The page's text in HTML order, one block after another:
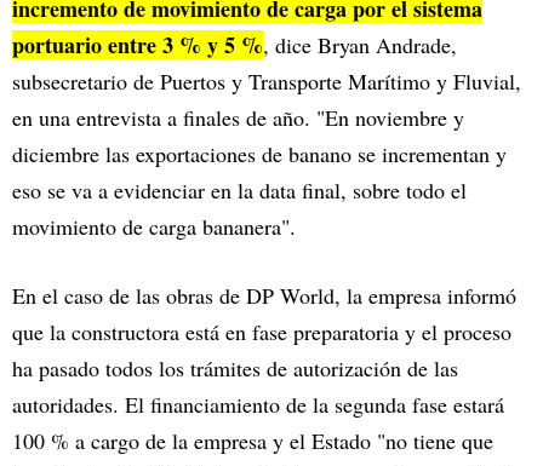
incremento de movimiento de carga por el sistema
portuario entre 3 % y 5 %, dice Bryan Andrade,
subsecretario de Puertos y Transporte Marítimo y Fluvial,
en una entrevista a finales de año. "En noviembre y
diciembre las exportaciones de banano se incrementan y
eso se va a evidenciar en la data final, sobre todo el
movimiento de carga bananera".
En el caso de las obras de DP World, la empresa informó
que la constructora está en fase preparatoria y el proceso
ha pasado todos los trámites de autorización de las
autoridades. El financiamiento de la segunda fase estará
100 % a cargo de la empresa y el Estado "no tiene que